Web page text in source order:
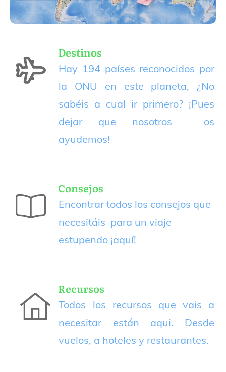
Destinos
Hay 194 países reconocidos por
la ONU en este planeta, ¿No
sabéis a cual ir primero? ¡Pues
dejar que nosotros os
ayudemos!
Consejos
Encontrar todos los consejos que
necesitáis para un viaje
estupendo ¡aquí!
Recursos
Todos los recursos que vais a
necesitar están aqui. Desde
vuelos, a hoteles y restaurantes.